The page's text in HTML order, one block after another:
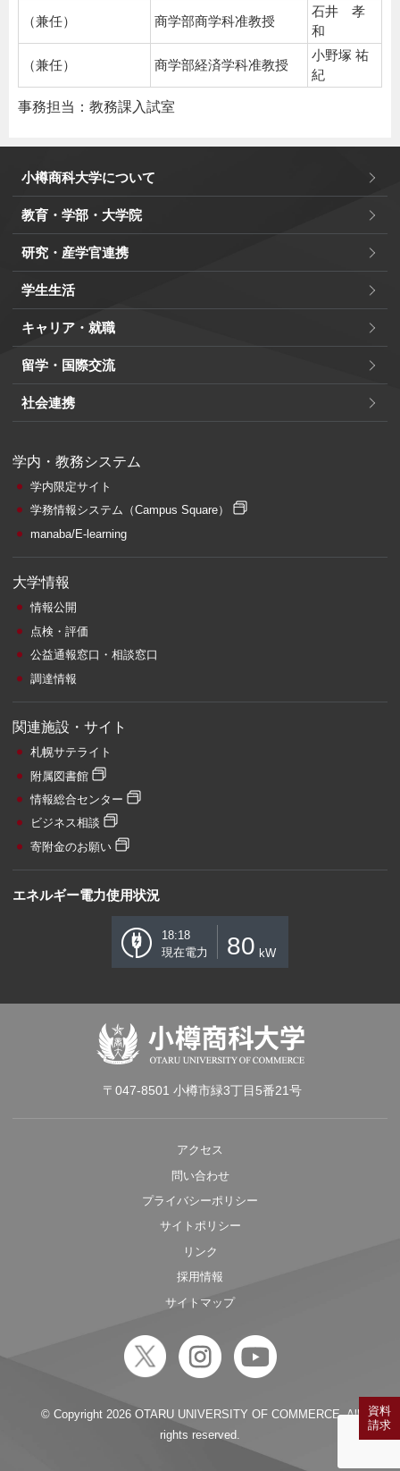
（兼任） 商学部商学科准教授
石井 孝
和
（兼任） 商学部経済学科准教授
小野塚 祐
紀
事務担当：教務課入試室
小樽商科大学について
教育・学部・大学院
研究・産学官連携
学生生活
キャリア・就職
留学・国際交流
社会連携
学内・教務システム
学内限定サイト
学務情報システム （Campus Square）
manaba/E-learning
大学情報
情報公開
点検・評価
公益通報窓口・相談窓口
調達情報
関連施設・サイト
札幌サテライト
附属図書館
情報総合センター
ビジネス相談
寄附金のお願い
エネルギー電力使用状況
18:18
現在電力
80 kW
〒047-8501 小樽市緑3丁目5番21号
アクセス
問い合わせ
プライバシーポリシー
サイトポリシー
リンク
採用情報
サイトマップ
© Copyright 2026 OTARU UNIVERSITY OF COMMERCE. All
rights reserved.
資料
請求